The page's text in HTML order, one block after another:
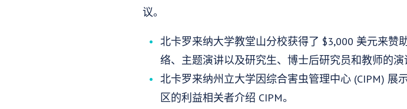
议。
北卡罗来纳大学教堂山分校获得了 $3,000 美元来赞
络、主题演讲以及研究生、博士后研究员和教师的演
北卡罗来纳州立大学因综合害虫管理中心 (CIPM)
区的利益相关者介绍 CIPM。